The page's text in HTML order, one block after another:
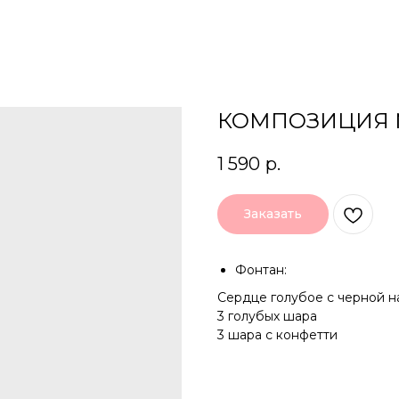
КОМПОЗИЦИЯ
1 590 р.
Заказать
Фонтан:
Сердце голубое с черной
3 голубых шара
3 шара с конфетти